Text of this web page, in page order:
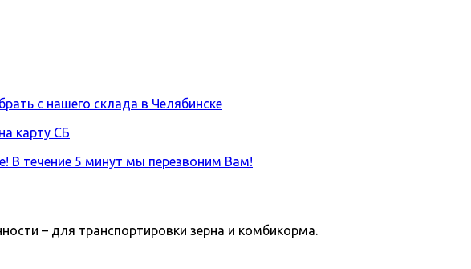
с нашего склада в Челябинске
карту СБ
В течение 5 минут мы перезвоним Вам!
– для транспортировки зерна и комбикорма.